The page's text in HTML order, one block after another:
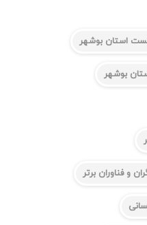
استان بوشهر
بوشهر
و فناوران برتر